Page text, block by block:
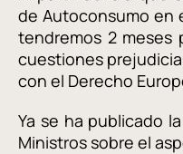
de Autoconsumo en
tendremos 2 meses
cuestiones
con el Derecho
Ya se ha publicado
Ministros sobre el